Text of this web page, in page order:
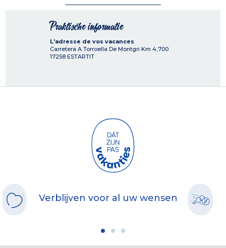
Praktische informatie
L'adresse de vos vacances
Carretera A Torroella De Montgri Km 4,700
17258 ESTARTIT
Verblijven voor al uw wensen